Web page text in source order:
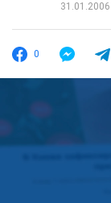
0